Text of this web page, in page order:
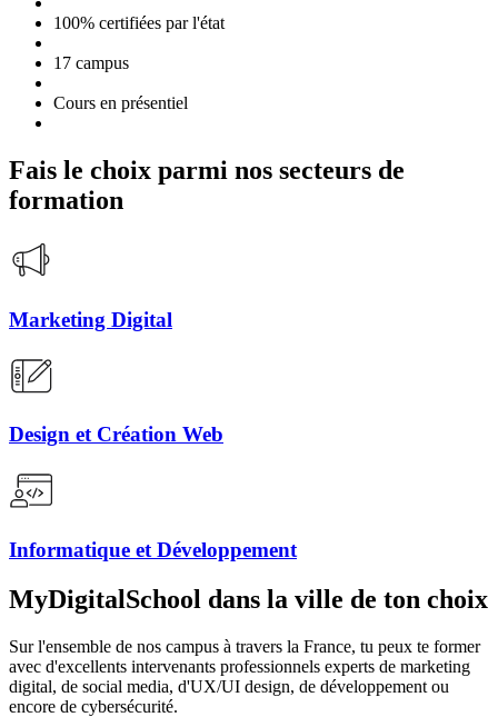
100% certifiées par l'état
17 campus
Cours en présentiel
Fais le choix parmi nos secteurs de
formation
Marketing Digital
Design et Création Web
Informatique et Développement
MyDigitalSchool dans la ville de ton choix
Sur l'ensemble de nos campus à travers la France, tu peux te former
avec d'excellents intervenants professionnels experts de marketing
digital, de social media, d'UX/UI design, de développement ou
encore de cybersécurité.